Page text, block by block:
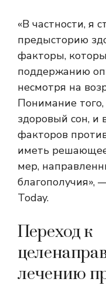
«В частности, я
предысторию
факторы,
поддержанию
несмотря на
Понимание
здоровый сон,
факторов
иметь
мер,
благополучия»,
Today.
Переход к
лечению